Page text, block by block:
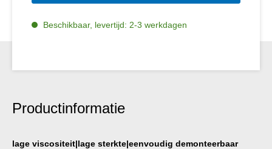
Beschikbaar, levertijd: 2-3 werkdagen
Productinformatie
lage viscositeit|lage sterkte|eenvoudig demonteerbaar